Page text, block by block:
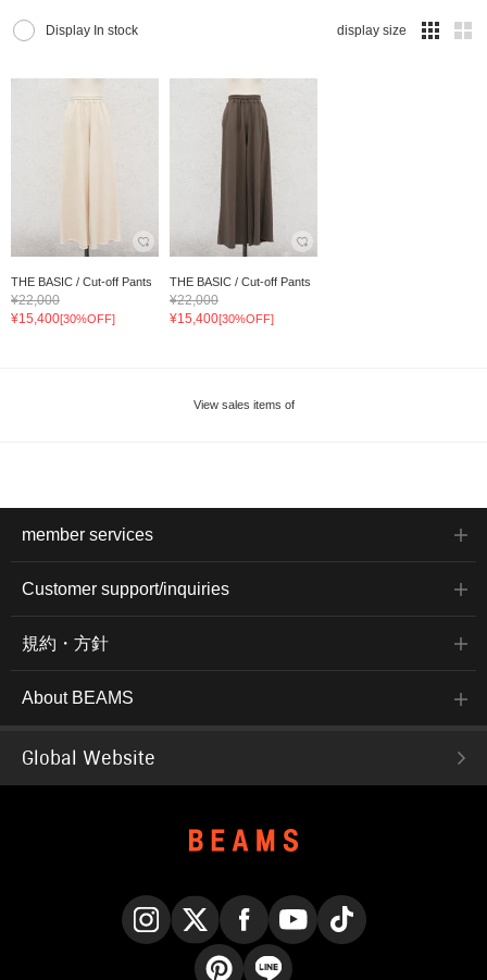
Display In stock display size
THE BASIC / Cut-off Pants
¥22,000
¥15,400[30%OFF]
THE BASIC / Cut-off Pants
¥22,000
¥15,400[30%OFF]
View sales items of
member services
Customer support/inquiries
規約・方針
About BEAMS
Global Website